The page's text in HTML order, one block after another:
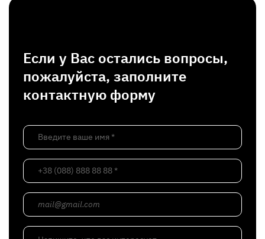
Если у Вас остались вопросы,
пожалуйста, заполните
контактную форму
Введите ваше имя *
+38 (088) 888 88 88 *
mail@gmail.com